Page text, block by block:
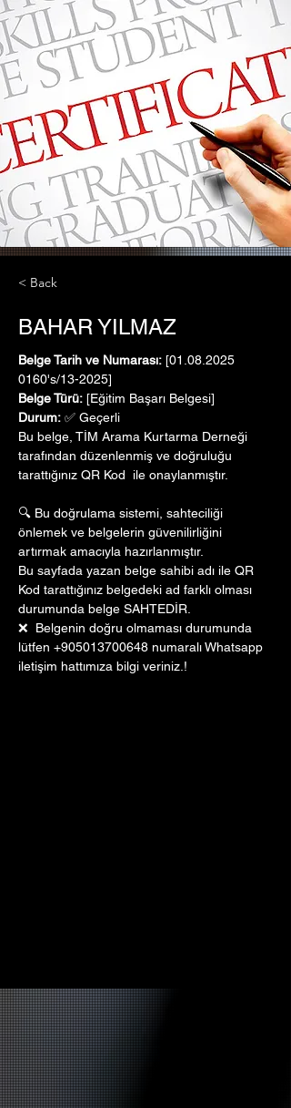
< Back
BAHAR YILMAZ
Belge Tarih ve Numarası: [01.08.2025
0160's/13-2025]
Belge Türü: [Eğitim Başarı Belgesi]
Durum: ✅ Geçerli
Bu belge, TİM Arama Kurtarma Derneği
tarafından düzenlenmiş ve doğruluğu
tarattığınız QR Kod  ile onaylanmıştır.
🔍 Bu doğrulama sistemi, sahteciliği
önlemek ve belgelerin güvenilirliğini
artırmak amacıyla hazırlanmıştır.
Bu sayfada yazan belge sahibi adı ile QR
Kod tarattığınız belgedeki ad farklı olması
durumunda belge SAHTEDİR.
❌  Belgenin doğru olmaması durumunda
lütfen +905013700648 numaralı Whatsapp
iletişim hattımıza bilgi veriniz.!